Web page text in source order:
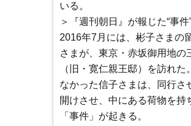
いる。
＞『週刊朝日』が報じた“事件
2016年7月には、彬子さまの
さまが、東京・赤坂御用地の
（旧・寛仁親王邸）を訪れた
なかった信子さまは、同行さ
開けさせ、中にある荷物を持
「事件」が起きる。